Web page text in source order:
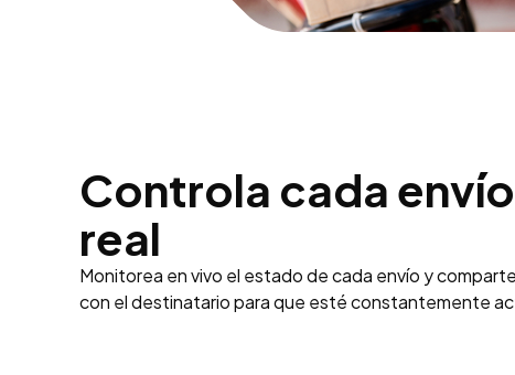
Controla cada
real
Monitorea en vivo el estado de cada envío y
con el destinatario para que esté constantemente